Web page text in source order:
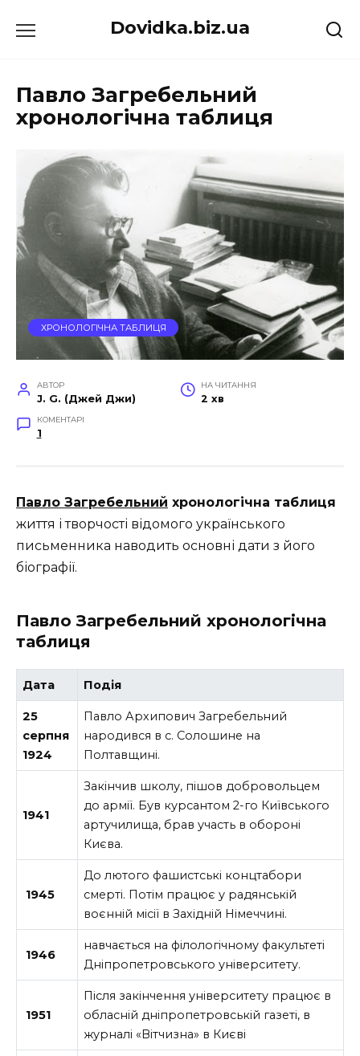
до
Dovidka.biz.ua
Павло Загребельний
хронологічна таблиця
ХРОНОЛОГІЧНА ТАБЛИЦЯ
АВТОР
J. G. (Джей Джи)
НА ЧИТАННЯ
2 хв
КОМЕНТАРІ
1
Павло Загребельний хронологічна таблиця
життя і творчості відомого українського
письменника наводить основні дати з його
біографії.
Павло Загребельний хронологічна
таблиця
Дата Подія
25
серпня
1924
Павло Архипович Загребельний
народився в с. Солошине на
Полтавщині.
1941
Закінчив школу, пішов добровольцем
до армії. Був курсантом 2-го Київського
артучилища, брав участь в обороні
Києва.
1945
До лютого фашистські концтабори
смерті. Потім працює у радянській
воєнній місії в Західній Німеччині.
1946
навчається на філологічному факультеті
Дніпропетровського університету.
1951
Після закінчення університету працює в
обласній дніпропетровській газеті, в
журналі «Вітчизна» в Києві